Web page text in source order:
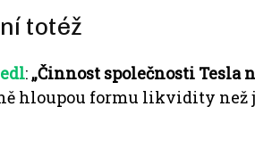
totéž
: „Činnost společnosti Tesla
hloupou formu likvidity než